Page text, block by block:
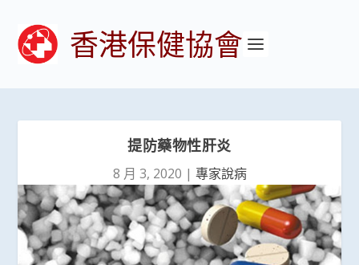
香港保健協會
提防藥物性肝炎
8 月 3, 2020 | 專家說病